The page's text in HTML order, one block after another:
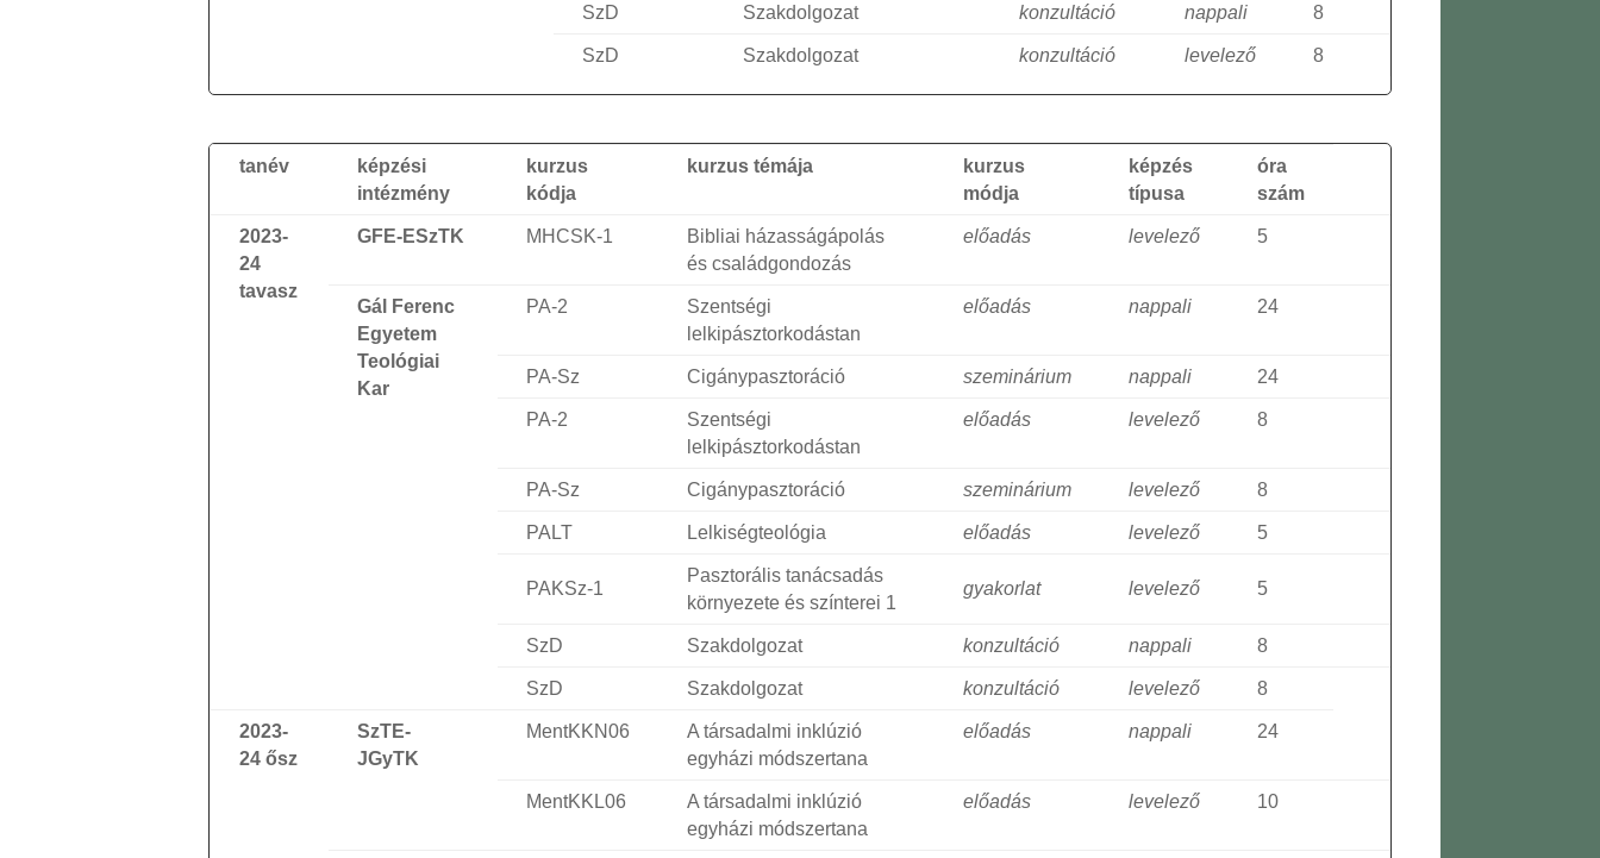
SzD Szakdolgozat konzultáció nappali 8
SzD Szakdolgozat konzultáció levelező 8
tanév
képzési
intézmény
kurzus
kódja
kurzus témája
kurzus
módja
képzés
típusa
óra
szám
2023-
24
tavasz
GFE-ESzTK MHCSK-1
Bibliai házasságápolás
és családgondozás
előadás levelező 5
Gál Ferenc
Egyetem
Teológiai
Kar
PA-2
Szentségi
lelkipásztorkodástan
előadás nappali 24
PA-Sz Cigánypasztoráció szeminárium nappali 24
PA-2
Szentségi
lelkipásztorkodástan
előadás levelező 8
PA-Sz Cigánypasztoráció szeminárium levelező 8
PALT Lelkiségteológia előadás levelező 5
PAKSz-1
Pasztorális tanácsadás
környezete és színterei 1
gyakorlat levelező 5
SzD Szakdolgozat konzultáció nappali 8
SzD Szakdolgozat konzultáció levelező 8
2023-
24 ősz
SzTE-
JGyTK
MentKKN06
A társadalmi inklúzió
egyházi módszertana
előadás nappali 24
MentKKL06
A társadalmi inklúzió
egyházi módszertana
előadás levelező 10